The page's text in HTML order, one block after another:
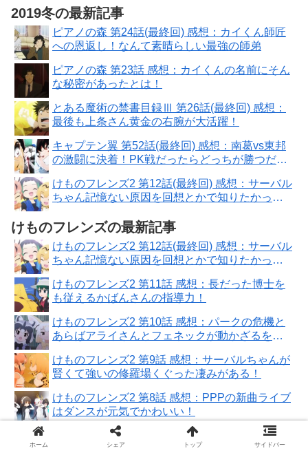
2019冬の最新記事
ピアノの森 第24話(最終回) 感想：カイくん師匠
への恩返し！なんて素晴らしい最強の師弟
ピアノの森 第23話 感想：カイくんの名前にそん
な秘密があったとは！
とある魔術の禁書目録Ⅲ 第26話(最終回) 感想：
最後も上条さん黄金の右腕が大活躍！
キャプテン翼 第52話(最終回) 感想：南葛vs東邦
の激闘に決着！PK戦だったらどっちが勝つだろ
けものフレンズ2 第12話(最終回) 感想：サーバル
ちゃん記憶ない原因を回想とかで知りたかっ
けものフレンズの最新記事
けものフレンズ2 第12話(最終回) 感想：サーバル
ちゃん記憶ない原因を回想とかで知りたかっ
けものフレンズ2 第11話 感想：長だった博士を
も従えるかばんさんの指導力！
けものフレンズ2 第10話 感想：パークの危機と
あらばアライさんとフェネックが動かざるを得
けものフレンズ2 第9話 感想：サーバルちゃんが
賢くて強いの修羅場くぐった凄みがある！
けものフレンズ2 第8話 感想：PPPの新曲ライブ
はダンスが元気でかわいい！
ホーム シェア トップ サイドバー